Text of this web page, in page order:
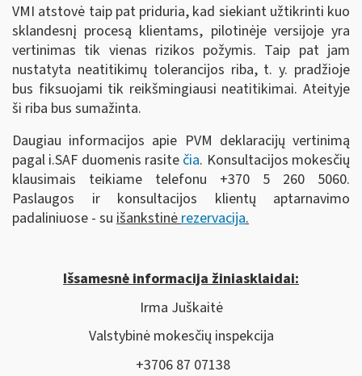
VMI atstovė taip pat priduria, kad siekiant užtikrinti kuo
sklandesnį procesą klientams, pilotinėje versijoje yra
vertinimas tik vienas rizikos požymis. Taip pat jam
nustatyta neatitikimų tolerancijos riba, t. y. pradžioje
bus fiksuojami tik reikšmingiausi neatitikimai. Ateityje
ši riba bus sumažinta.
Daugiau informacijos apie PVM deklaracijų vertinimą
pagal i.SAF duomenis rasite čia. Konsultacijos mokesčių
klausimais teikiame telefonu +370 5 260 5060.
Paslaugos ir konsultacijos klientų aptarnavimo
padaliniuose - su išankstinė rezervacija.
Išsamesnė informacija žiniasklaidai:
Irma Juškaitė
Valstybinė mokesčių inspekcija
+3706 87 07138